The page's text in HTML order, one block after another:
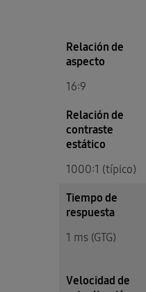
Relación de
aspecto
16:9
Relación de
contraste
estático
1000:1 (típico)
Tiempo de
respuesta
1 ms (GTG)
Velocidad de